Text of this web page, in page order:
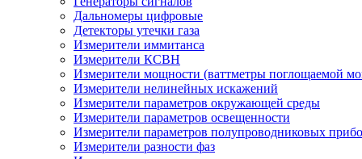
Дальномеры цифровые
Детекторы утечки газа
Измерители иммитанса
Измерители КСВН
Измерители мощности (ваттметры поглощаемой
Измерители нелинейных искажений
Измерители параметров окружающей среды
Измерители параметров освещенности
Измерители параметров полупроводниковых
Измерители разности фаз